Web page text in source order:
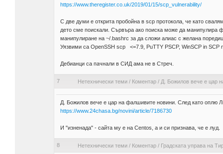
https://www.theregister.co.uk/2019/01/15/scp_vulnerability/
С две думи е открита пробойна в scp протокола, че като
дето сме поискали. Сървъра ако поиска може да манипулира
манипулиране на ~/.bashrc за да сложи алиас с желана
Уязвими са OpenSSH scp <=7.9, PuTTY PSCP, WinSCP in SCP
Дебианци са пачнали в СИД ама не в Стреч.
7 Нетехнически теми/ Коментар/ Д. Бoжилoв вече е цар
Д. Бoжилoв вече е цар на фалшивите новини. След като оплю
https://www.24chasa.bg/novini/article/7186730
И "изненада" - сайта му е на Centos, а и си признава, че е луд.
8 Нетехнически теми/ Коментар/ Градската управа на